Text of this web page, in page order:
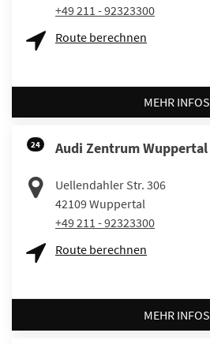
+49 211 - 92323300
Route berechnen
MEHR INFOS
24 Audi Zentrum Wuppertal
Uellendahler Str. 306
42109Wuppertal
+49 211 - 92323300
Route berechnen
MEHR INFOS